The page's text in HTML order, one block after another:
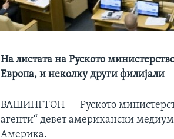
На листата на Руското
Европа, и неколку други филијали
ВАШИНГТОН —Руското
агенти“ девет американски
Америка.